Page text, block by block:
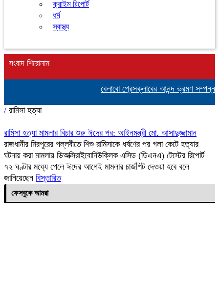
ক্রাইম রিপোর্ট
ধর্ম
স্বাস্থ্য
সংবাদ শিরোনাম
বেলাবো প্রেসক্লাবের আনন্দ ভ্রমণ সম্পন্ন:
/ রামিসা হত্যা
রামিসা হত্যা মামলার বিচার শুরু ঈদের পর: আইনমন্ত্রী মো. আসাদুজ্জামান
রাজধানীর মিরপুরের পল্লবীতে শিশু রামিসাকে ধর্ষণের পর গলা কেটে হত্যার
ঘটনায় করা মামলায় ডিঅক্সিরাইবোনিউক্লিক এসিড (ডিএনএ) টেস্টের রিপোর্ট
৭২ ঘণ্টার মধ্যে পেলে ঈদের আগেই মামলার চার্জশিট দেওয়া হবে বলে
জানিয়েছেন বিস্তারিত
ফেসবুকে আমরা